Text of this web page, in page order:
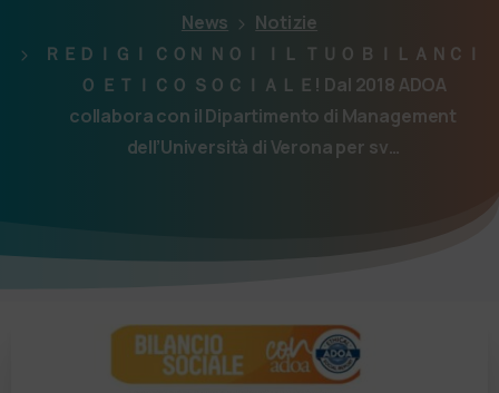
News
Notizie
ＲＥＤＩＧＩ ＣＯＮ ＮＯＩ ＩＬ ＴＵＯ ＢＩＬＡＮＣＩ
Ｏ ＥＴＩＣＯ ＳＯＣＩＡＬＥ! Dal 2018 ADOA
collabora con il Dipartimento di Management
dell’Università di Verona per sv…